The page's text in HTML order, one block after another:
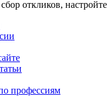
откликов,
профессиям